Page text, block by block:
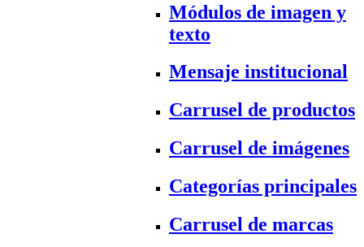
Módulos de imagen y
texto
Mensaje institucional
Carrusel de productos
Carrusel de imágenes
Categorías principales
Carrusel de marcas